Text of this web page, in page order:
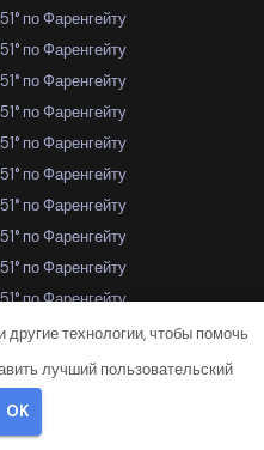
по Фаренгейту
по Фаренгейту
по Фаренгейту
по Фаренгейту
по Фаренгейту
по Фаренгейту
по Фаренгейту
по Фаренгейту
по Фаренгейту
по Фаренгейту
по Фаренгейту
по Фаренгейту
по Фаренгейту
по Фаренгейту
технологии, чтобы помочь
лучший пользовательский
OK